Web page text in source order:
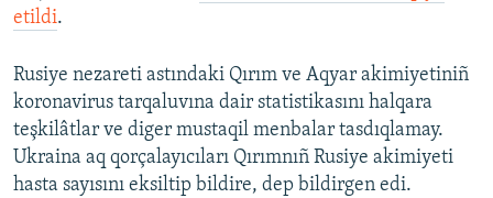
etildi.
Rusiye nezareti astındaki Qırım ve Aqyar akimiyetiniñ
koronavirus tarqaluvına dair statistikasını halqara
teşkilâtlar ve diger mustaqil menbalar tasdıqlamay.
Ukraina aq qorçalayıcıları Qırımnıñ Rusiye akimiyeti
hasta sayısını eksiltip bildire, dep bildirgen edi.